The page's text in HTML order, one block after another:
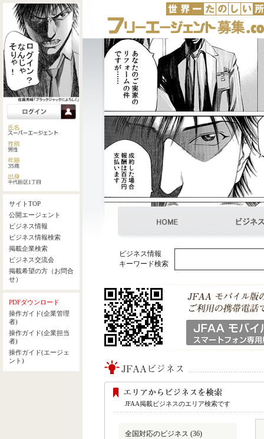
ビジネス情報
キーワード検索
JFAA掲載ビジネスのエリア検索です
全国対応のビジネス (36)